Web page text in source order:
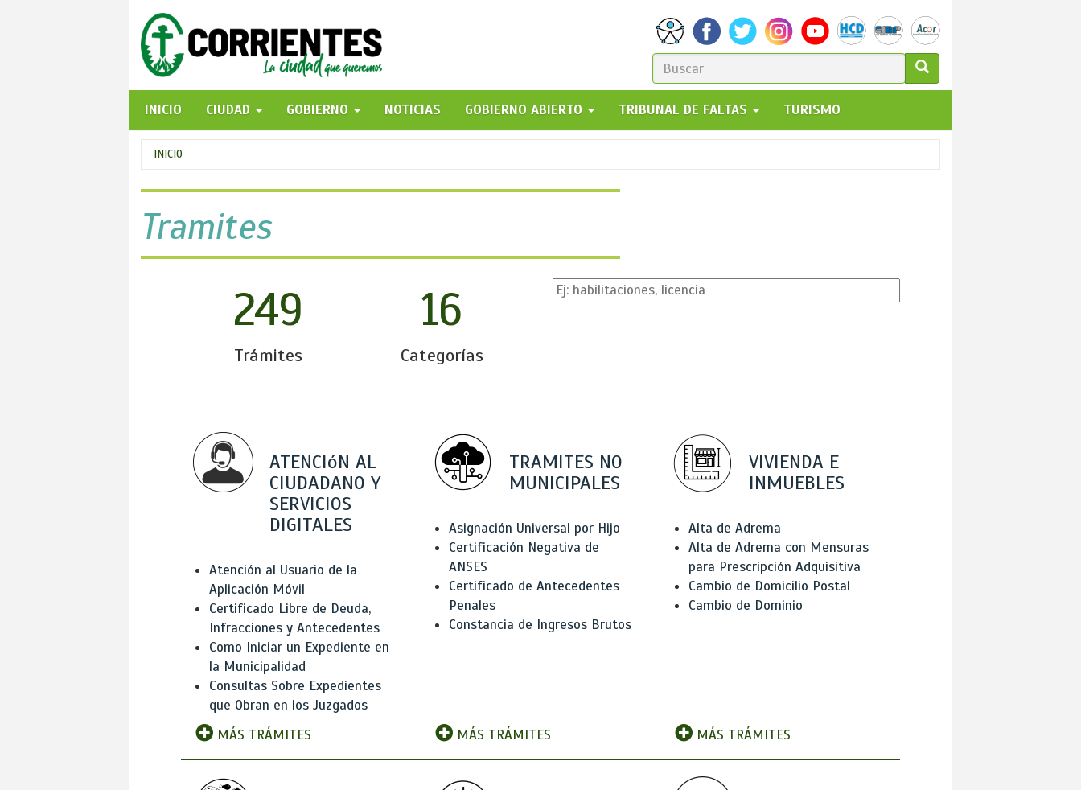
FORMULARIO
DE
BÚSQUEDA
GO!
INICIO
CIUDAD GOBIERNO NOTICIAS GOBIERNO ABIERTO TRIBUNAL DE FALTAS TURISMO
Se
encuentra
usted
aquí
INICIO
Tramites
249
Trámites
16
Categorías
ATENCIóN AL
CIUDADANO Y
SERVICIOS
DIGITALES
Atención al Usuario de la
Aplicación Móvil
Certificado Libre de Deuda,
Infracciones y Antecedentes
Como Iniciar un Expediente en
la Municipalidad
Consultas Sobre Expedientes
que Obran en los Juzgados
MÁS TRÁMITES
TRAMITES NO
MUNICIPALES
Asignación Universal por Hijo
Certificación Negativa de
ANSES
Certificado de Antecedentes
Penales
Constancia de Ingresos Brutos
MÁS TRÁMITES
VIVIENDA E
INMUEBLES
Alta de Adrema
Alta de Adrema con Mensuras
para Prescripción Adquisitiva
Cambio de Domicilio Postal
Cambio de Dominio
MÁS TRÁMITES